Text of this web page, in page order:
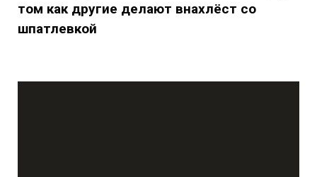
том как другие делают внахлёст со
шпатлевкой